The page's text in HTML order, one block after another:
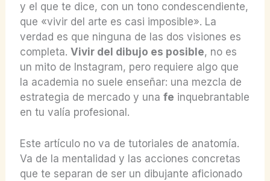
y el que te dice, con un tono condescendiente,
que «vivir del arte es casi imposible». La
verdad es que ninguna de las dos visiones es
completa.Vivir del dibujo es posible, no es
un mito de Instagram, pero requiere algo que
la academia no suele enseñar: una mezcla de
estrategia de mercado y unafe inquebrantable
en tu valía profesional.
Este artículo no va de tutoriales de anatomía.
Va de la mentalidad y las acciones concretas
que te separan de ser un dibujante aficionado